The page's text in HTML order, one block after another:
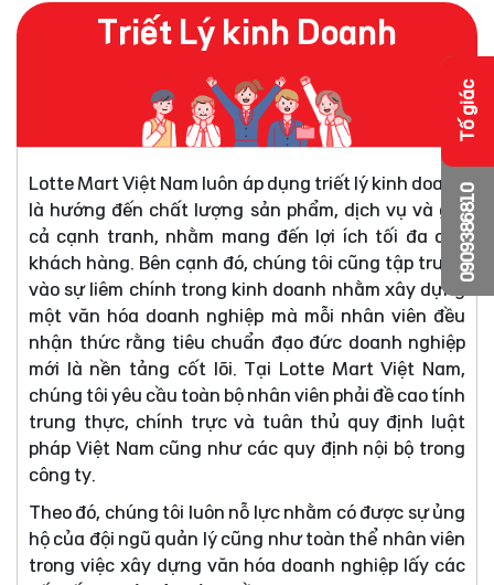
Triết Lý kinh Doanh
Lotte Mart Việt Nam luôn áp dụng triết lý kinh doanh
là hướng đến chất lượng sản phẩm, dịch vụ và giá
cả cạnh tranh, nhằm mang đến lợi ích tối đa cho
khách hàng. Bên cạnh đó, chúng tôi cũng tập trung
vào sự liêm chính trong kinh doanh nhằm xây dựng
một văn hóa doanh nghiệp mà mỗi nhân viên đều
nhận thức rằng tiêu chuẩn đạo đức doanh nghiệp
mới là nền tảng cốt lõi. Tại Lotte Mart Việt Nam,
chúng tôi yêu cầu toàn bộ nhân viên phải đề cao tính
trung thực, chính trực và tuân thủ quy định luật
pháp Việt Nam cũng như các quy định nội bộ trong
công ty.
Theo đó, chúng tôi luôn nỗ lực nhằm có được sự ủng
hộ của đội ngũ quản lý cũng như toàn thể nhân viên
trong việc xây dựng văn hóa doanh nghiệp lấy các
0909386810
Tố giác